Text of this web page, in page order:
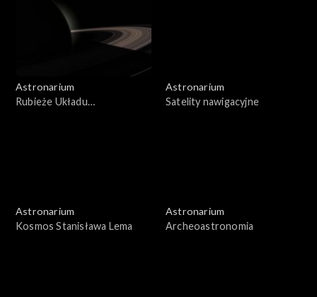
Astronarium
Rubieże Układu
Astronarium
Satelity nawigacyjne
Astronarium
Kosmos Stanisława Lema
Astronarium
Archeoastronomia